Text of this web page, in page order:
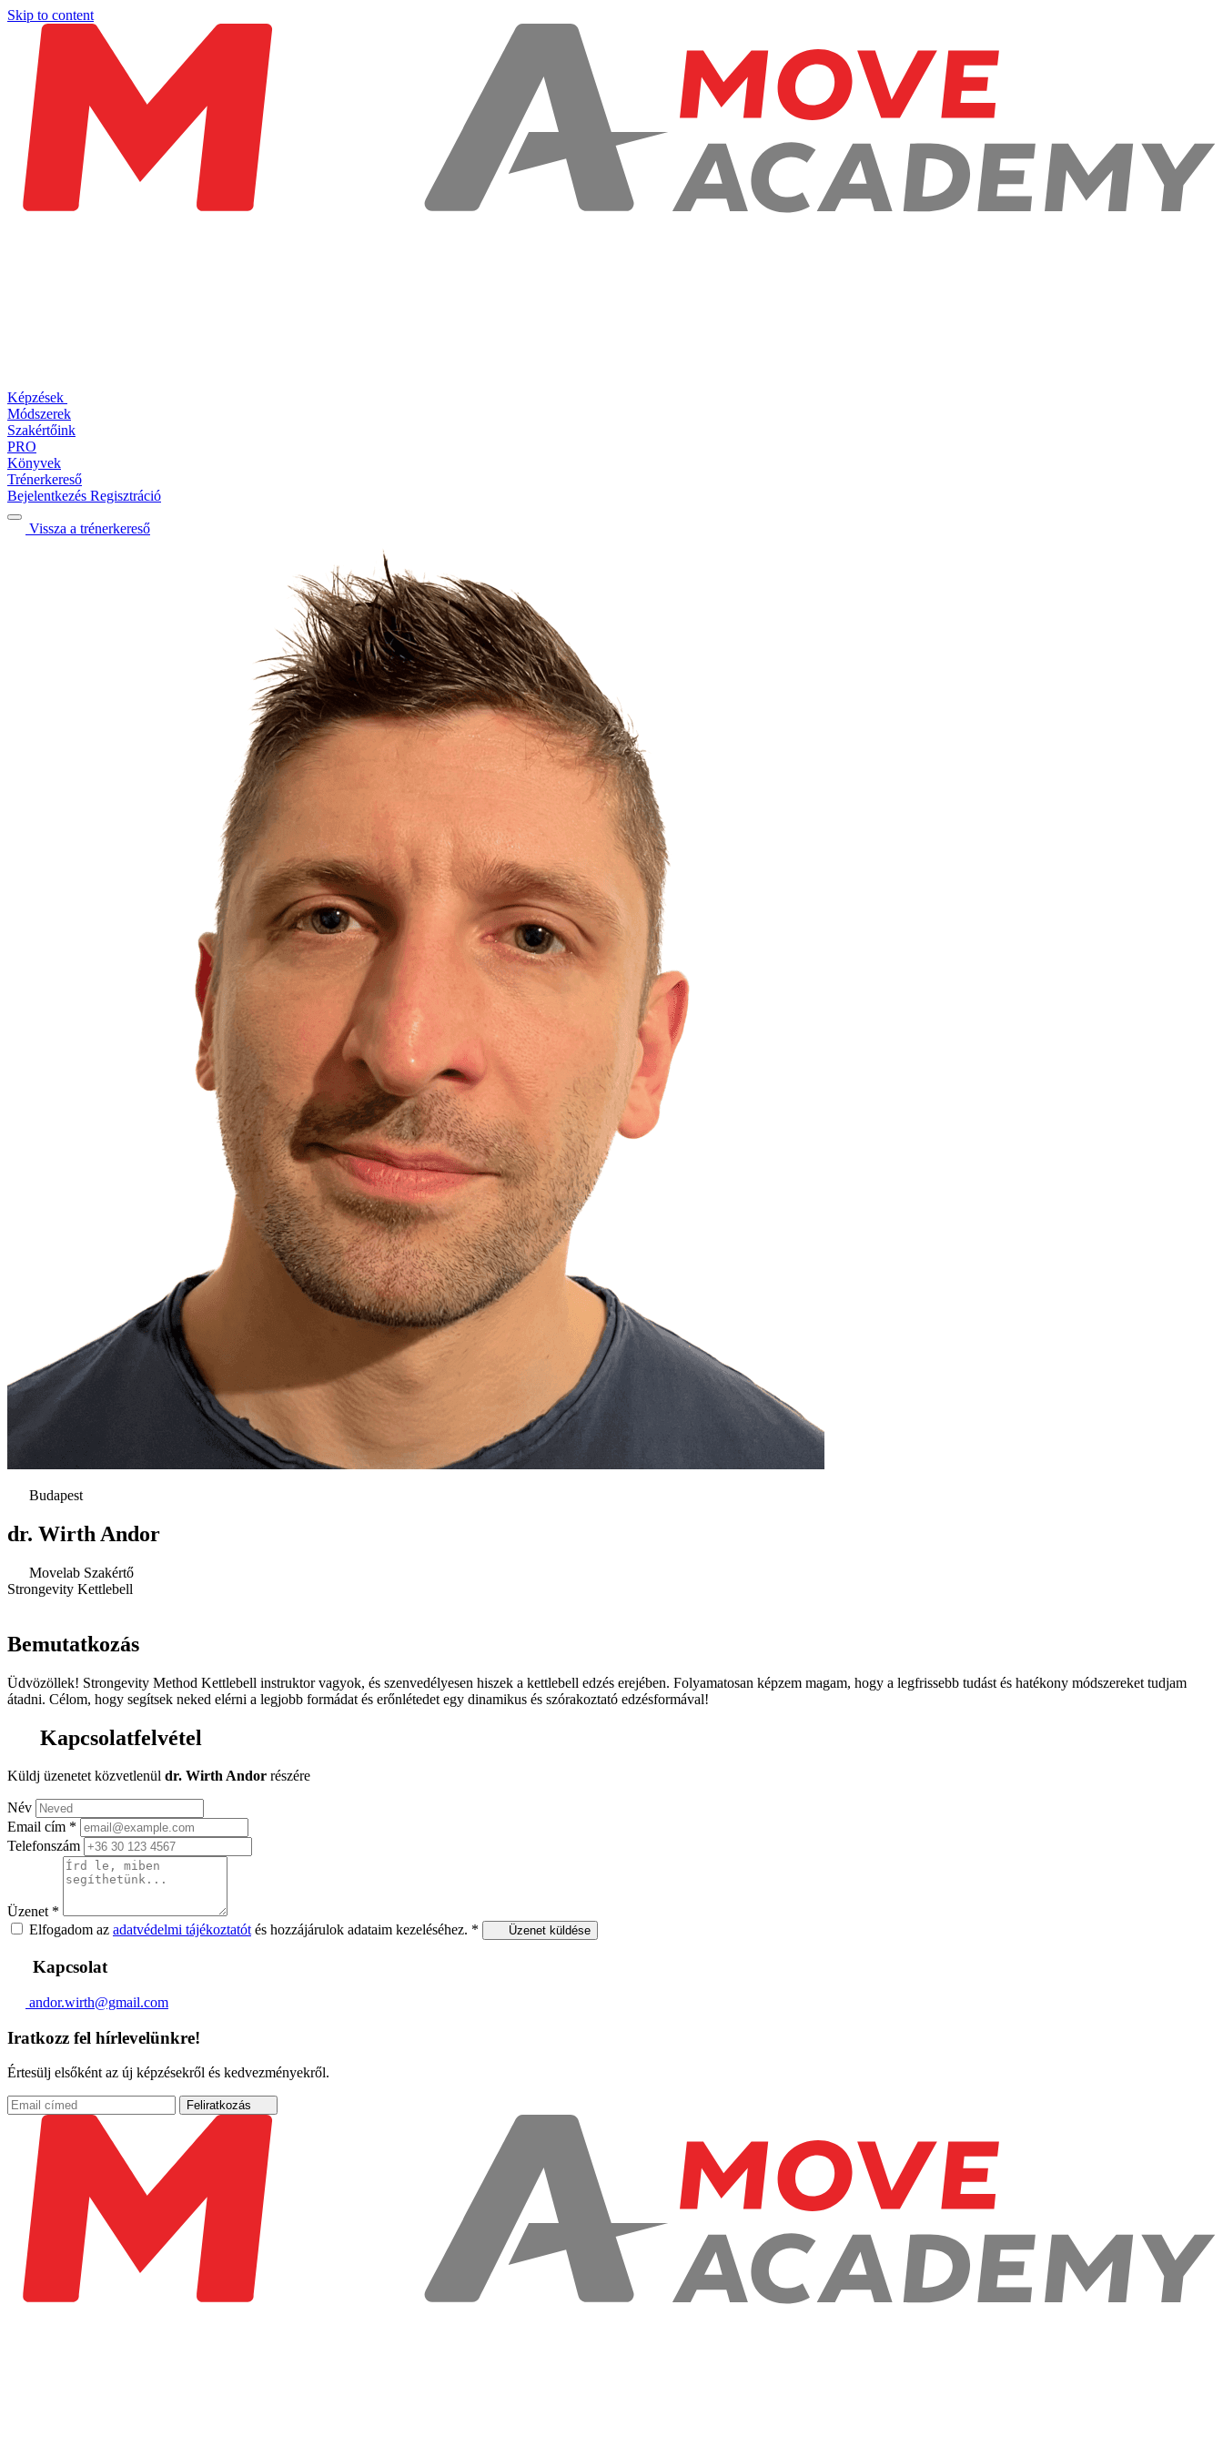
Skip to content
Képzések
Módszerek
Szakértőink
PRO
Könyvek
Trénerkereső
Bejelentkezés Regisztráció
Vissza a trénerkereső
Budapest
dr. Wirth Andor
Movelab Szakértő
Strongevity Kettlebell
Bemutatkozás
Üdvözöllek! Strongevity Method Kettlebell instruktor vagyok, és szenvedélyesen hiszek a kettlebell edzés erejében. Folyamatosan képzem magam, hogy a legfrissebb tudást és hatékony módszereket tudjam
átadni. Célom, hogy segítsek neked elérni a legjobb formádat és erőnlétedet egy dinamikus és szórakoztató edzésformával!
Kapcsolatfelvétel
Küldj üzenetet közvetlenül dr. Wirth Andor részére
Név
Email cím *
Telefonszám
Üzenet *
Elfogadom az adatvédelmi tájékoztatótés hozzájárulok adataim kezeléséhez. * Üzenet küldése
Kapcsolat
andor.wirth@gmail.com
Iratkozz fel hírlevelünkre!
Értesülj elsőként az új képzésekről és kedvezményekről.
Feliratkozás